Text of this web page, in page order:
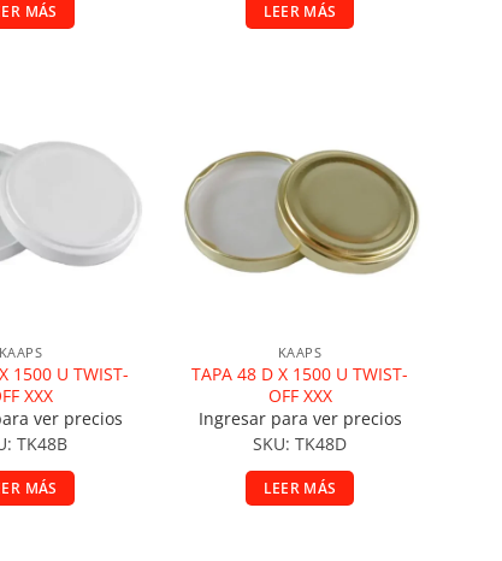
MÁS LEER MÁS
la lista de deseos
KAAPS
1500 U TWIST-
XXX
ver precios
TK48B
MÁS
KAAPS
TAPA 48 D X 1500 U TWIST-
OFF XXX
Ingresar para ver precios
SKU: TK48D
LEER MÁS